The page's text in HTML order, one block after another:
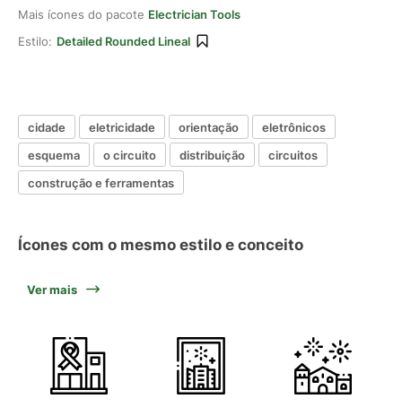
Mais ícones do pacote Electrician Tools
Estilo: Detailed Rounded Lineal
cidade eletricidade orientação
eletrônicos
esquema
o circuito distribuição
circuitos
construção e ferramentas
Ícones com o mesmo estilo e conceito
Ver mais